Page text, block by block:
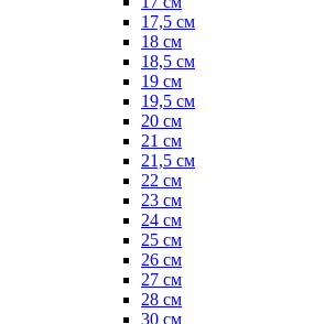
17,5 см
18 см
18,5 см
19 см
19,5 см
20 см
21 см
21,5 см
22 см
23 см
24 см
25 см
26 см
27 см
28 см
30 см